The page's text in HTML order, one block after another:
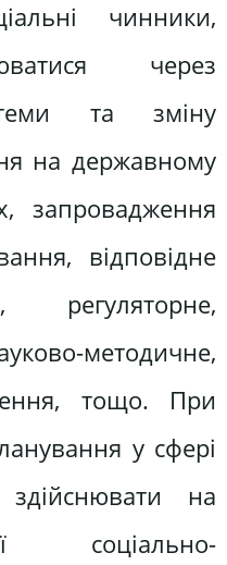
чинники,
через
та зміну
на державному
запровадження
відповідне
регуляторне,
методичне,
тощо. При
у сфері
на
соціально-